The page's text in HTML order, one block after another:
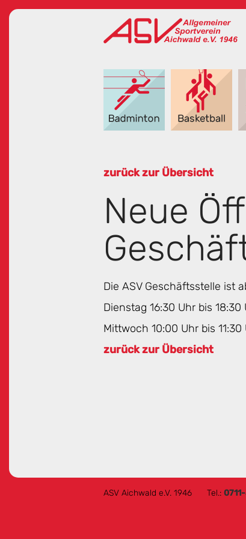
zurück zur Übersicht
Neue
Die ASV Geschäftsstelle ist
Dienstag 16:30 Uhr bis 18:30
Mittwoch 10:00 Uhr bis 11:30
zurück zur Übersicht
ASV Aichwald e.V. 1946 Tel.: